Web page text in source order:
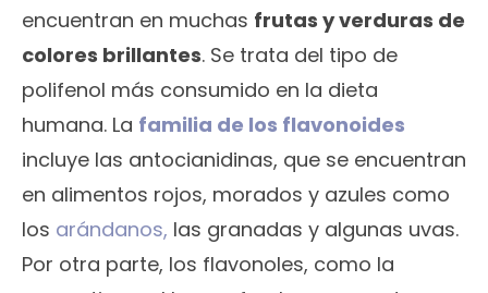
encuentran en muchas frutas y verduras de
colores brillantes. Se trata del tipo de
polifenol más consumido en la dieta
humana. La familia de los flavonoides
incluye las antocianidinas, que se encuentran
en alimentos rojos, morados y azules como
los arándanos, las granadas y algunas uvas.
Por otra parte, los flavonoles, como la